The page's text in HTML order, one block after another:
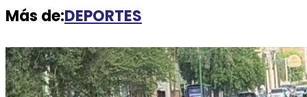
Más de:DEPORTES